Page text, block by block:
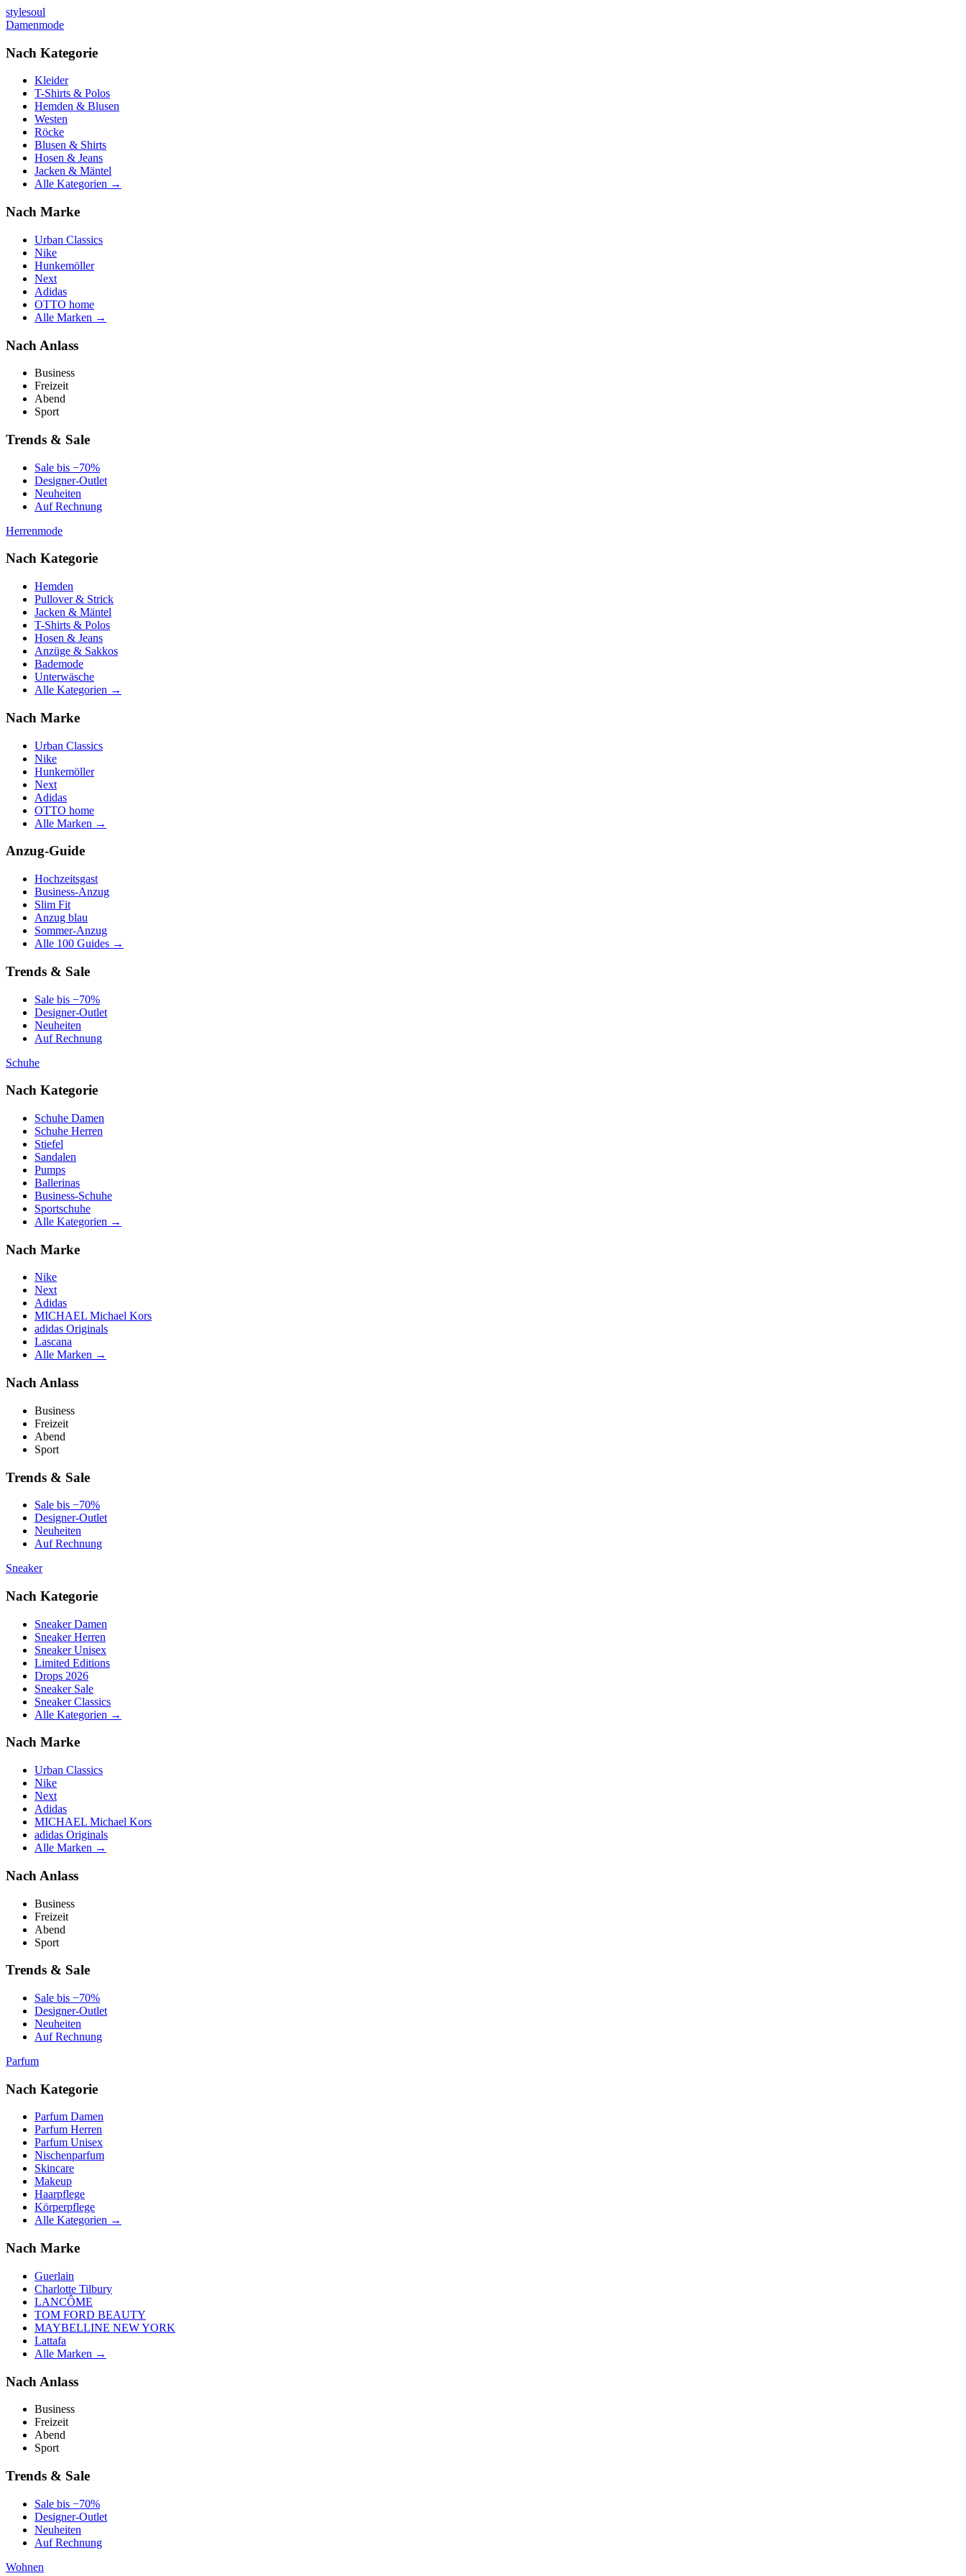
stylesoul
Damenmode
Nach Kategorie
Kleider
T-Shirts & Polos
Hemden & Blusen
Westen
Röcke
Blusen & Shirts
Hosen & Jeans
Jacken & Mäntel
Alle Kategorien →
Nach Marke
Urban Classics
Nike
Hunkemöller
Next
Adidas
OTTO home
Alle Marken →
Nach Anlass
Business
Freizeit
Abend
Sport
Trends & Sale
Sale bis −70%
Designer-Outlet
Neuheiten
Auf Rechnung
Herrenmode
Nach Kategorie
Hemden
Pullover & Strick
Jacken & Mäntel
T-Shirts & Polos
Hosen & Jeans
Anzüge & Sakkos
Bademode
Unterwäsche
Alle Kategorien →
Nach Marke
Urban Classics
Nike
Hunkemöller
Next
Adidas
OTTO home
Alle Marken →
Anzug-Guide
Hochzeitsgast
Business-Anzug
Slim Fit
Anzug blau
Sommer-Anzug
Alle 100 Guides →
Trends & Sale
Sale bis −70%
Designer-Outlet
Neuheiten
Auf Rechnung
Schuhe
Nach Kategorie
Schuhe Damen
Schuhe Herren
Stiefel
Sandalen
Pumps
Ballerinas
Business-Schuhe
Sportschuhe
Alle Kategorien →
Nach Marke
Nike
Next
Adidas
MICHAEL Michael Kors
adidas Originals
Lascana
Alle Marken →
Nach Anlass
Business
Freizeit
Abend
Sport
Trends & Sale
Sale bis −70%
Designer-Outlet
Neuheiten
Auf Rechnung
Sneaker
Nach Kategorie
Sneaker Damen
Sneaker Herren
Sneaker Unisex
Limited Editions
Drops 2026
Sneaker Sale
Sneaker Classics
Alle Kategorien →
Nach Marke
Urban Classics
Nike
Next
Adidas
MICHAEL Michael Kors
adidas Originals
Alle Marken →
Nach Anlass
Business
Freizeit
Abend
Sport
Trends & Sale
Sale bis −70%
Designer-Outlet
Neuheiten
Auf Rechnung
Parfum
Nach Kategorie
Parfum Damen
Parfum Herren
Parfum Unisex
Nischenparfum
Skincare
Makeup
Haarpflege
Körperpflege
Alle Kategorien →
Nach Marke
Guerlain
Charlotte Tilbury
LANCÔME
TOM FORD BEAUTY
MAYBELLINE NEW YORK
Lattafa
Alle Marken →
Nach Anlass
Business
Freizeit
Abend
Sport
Trends & Sale
Sale bis −70%
Designer-Outlet
Neuheiten
Auf Rechnung
Wohnen